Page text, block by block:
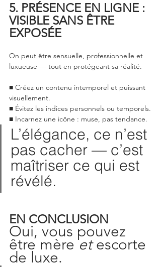
5. PRÉSENCE EN LIGNE :
VISIBLE SANS ÊTRE
EXPOSÉE
On peut être sensuelle, professionnelle et
luxueuse — tout en protégeant sa réalité.
■ Créez un contenu intemporel et puissant
visuellement.
■ Évitez les indices personnels ou temporels.
■ Incarnez une icône : muse, pas tendance.
L’élégance, ce n’est
pas cacher — c’est
maîtriser ce qui est
révélé.
EN CONCLUSION
Oui, vous pouvez
être mère et escorte
de luxe.